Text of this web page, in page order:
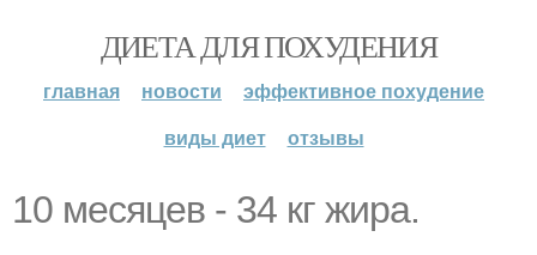
ДИЕТА ДЛЯ ПОХУДЕНИЯ
главная новости
эффективное похудение
виды диет
отзывы
10 месяцев - 34 кг жира.